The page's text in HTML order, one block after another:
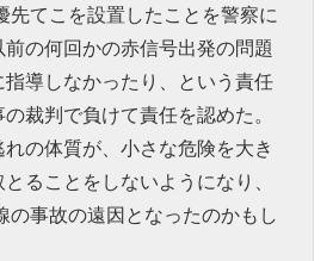
先てこを設置したことを警察に
の何回かの赤信号出発の問題
指導しなかったり、という責任
裁判で負けて責任を認めた。
の体質が、小さな危険を大き
ることをしないようになり、
の事故の遠因となったのかもし